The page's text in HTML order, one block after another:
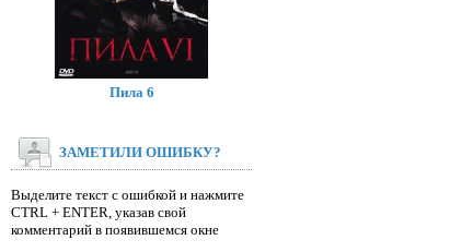
Пила 6
ЗАМЕТИЛИ ОШИБКУ?
Выделите текст с ошибкой и нажмите
CTRL + ENTER, указав свой
комментарий в появившемся окне